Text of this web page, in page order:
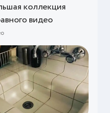
коллекция
видео